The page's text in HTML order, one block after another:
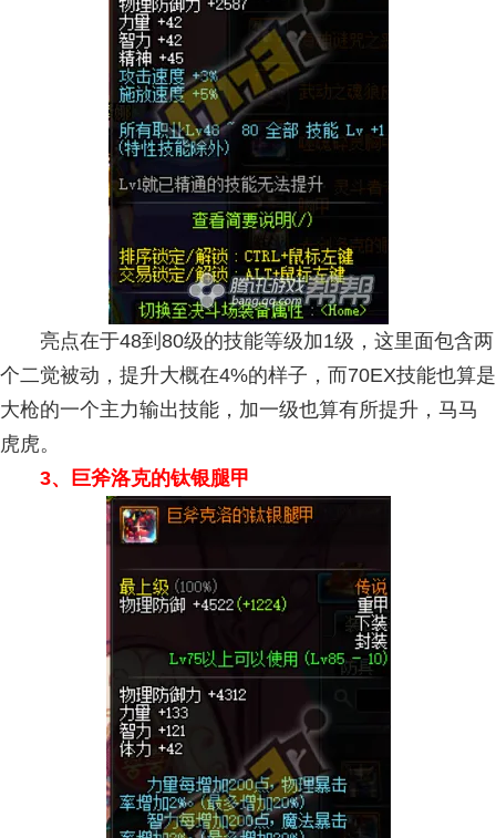
亮点在于48到80级的技能等级加1级，这里面包含两
个二觉被动，提升大概在4%的样子，而70EX技能也算是
大枪的一个主力输出技能，加一级也算有所提升，马马
虎虎。
3、巨斧洛克的钛银腿甲